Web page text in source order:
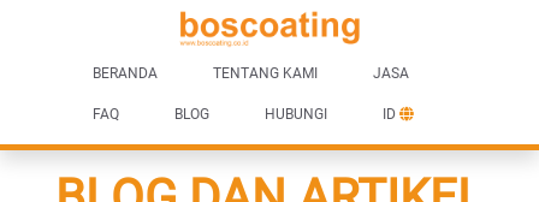
BERANDA TENTANG KAMI JASA
FAQ BLOG HUBUNGI ID